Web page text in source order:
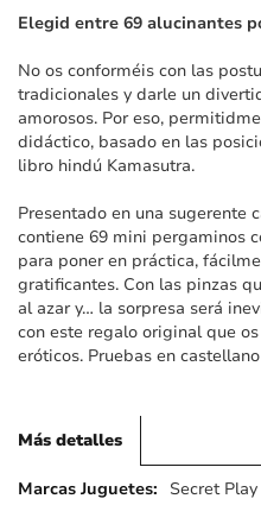
de
galería
imágenes
Elegid entre 69 alucinantes
No os conforméis con las
tradicionales y darle un
amorosos. Por eso,
didáctico, basado en las
libro hindú Kamasutra.
Presentado en una sugerente
contiene 69 mini pergaminos
para poner en práctica,
gratificantes. Con las pinzas
al azar y… la sorpresa será
con este regalo original que
eróticos. Pruebas en
Más detalles
Más
Secret Play